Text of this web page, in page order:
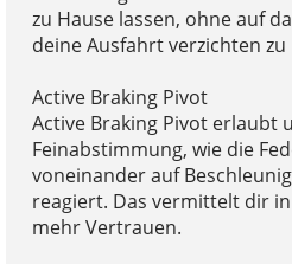
zu Hause lassen, ohne auf
deine Ausfahrt verzichten zu
Active Braking Pivot
Active Braking Pivot erlaubt
Feinabstimmung, wie die
voneinander auf
reagiert. Das vermittelt dir
mehr Vertrauen.